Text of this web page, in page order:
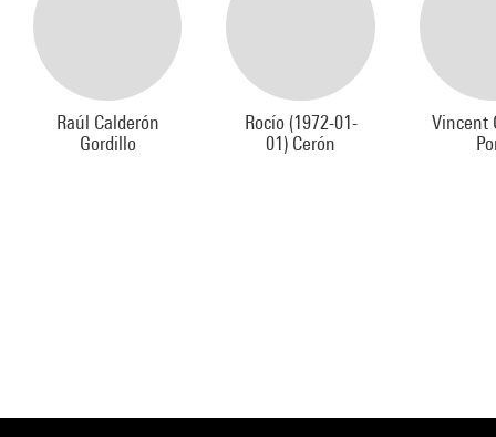
Raúl Calderón
Gordillo
Rocío (1972-01-
01) Cerón
Vincent